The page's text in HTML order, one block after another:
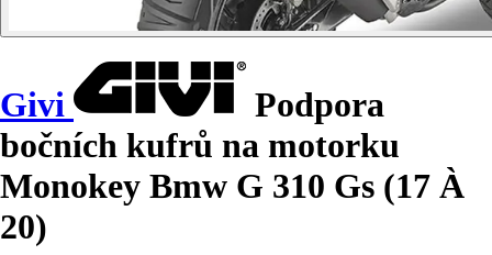
Givi
Podpora
bočních kufrů na motorku
Monokey Bmw G 310 Gs (17 À
20)